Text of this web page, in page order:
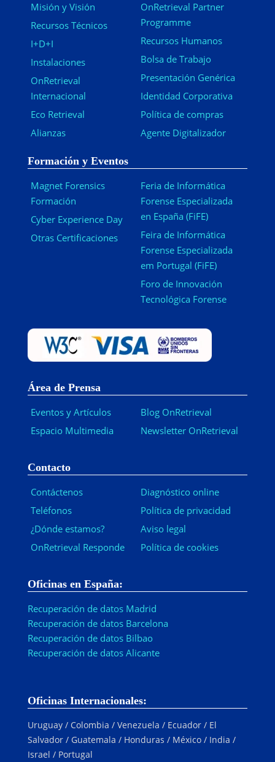
Misión y Visión
Recursos Técnicos
I+D+I
Instalaciones
OnRetrieval
Internacional
Eco Retrieval
Alianzas
OnRetrieval Partner
Programme
Recursos Humanos
Bolsa de Trabajo
Presentación Genérica
Identidad Corporativa
Política de compras
Agente Digitalizador
Formación y Eventos
Magnet Forensics
Formación
Cyber Experience Day
Otras Certificaciones
Feria de Informática
Forense Especializada
en España (FiFE)
Feira de Informática
Forense Especializada
em Portugal (FiFE)
Foro de Innovación
Tecnológica Forense
Área de Prensa
Eventos y Artículos
Espacio Multimedia
Blog OnRetrieval
Newsletter OnRetrieval
Contacto
Contáctenos
Teléfonos
¿Dónde estamos?
OnRetrieval Responde
Diagnóstico online
Política de privacidad
Aviso legal
Política de cookies
Oficinas en España:
Recuperación de datos Madrid
Recuperación de datos Barcelona
Recuperación de datos Bilbao
Recuperación de datos Alicante
Oficinas Internacionales:
Uruguay / Colombia / Venezuela / Ecuador / El
Salvador / Guatemala / Honduras / México / India /
Israel / Portugal